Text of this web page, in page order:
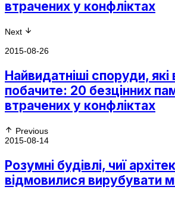
втрачених у конфліктах
Next
2015-08-26
Найвидатніші споруди, які
побачите: 20 безцінних
втрачених у конфліктах
Previous
2015-08-14
Розумні будівлі, чиї
відмовилися вирубувати